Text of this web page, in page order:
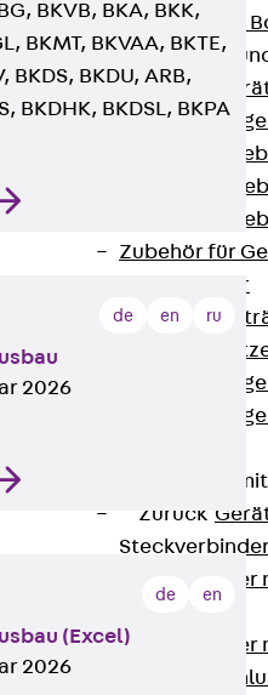
Nivellierbare
Gerätebecher
Zurück
Runde
Eckige
Eckige
Zubehör für
Geräteträger
Gerätebecher
Zurück
Gerätebecher
Gerätebecher
GST18-
BKVB, BKA, BKK,
BKMT, BKVAA, BKTE,
BKDS, BKDU, ARB,
BKDHK, BKDSL, BKPA
de en ru
2026
de en
(Excel)
2026